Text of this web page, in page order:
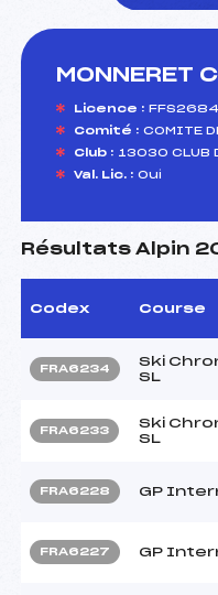
MONNERET
Licence :
Comité : COMITE
Club : 13030 CLUB
Val. Lic. : Oui
Résultats Alpin
Codex Course
FRA6234
Ski
SL
FRA6233
Ski
SL
FRA6228 GP
FRA6227 GP